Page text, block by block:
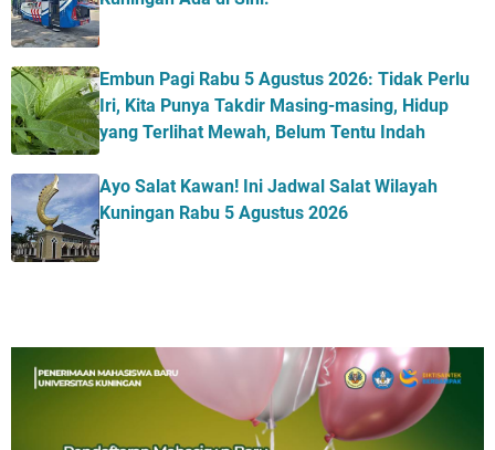
Embun Pagi Rabu 5 Agustus 2026: Tidak Perlu
Iri, Kita Punya Takdir Masing-masing, Hidup
yang Terlihat Mewah, Belum Tentu Indah
Ayo Salat Kawan! Ini Jadwal Salat Wilayah
Kuningan Rabu 5 Agustus 2026